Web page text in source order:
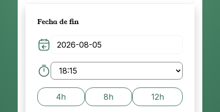
Fecha de fin
4h 8h 12h